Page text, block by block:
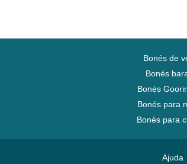
Bonés de
Bonés
Bonés
Bonés para
Bonés para
Ajuda